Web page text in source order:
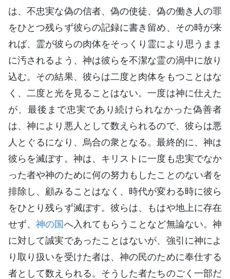
は、不忠実な偽の信者、偽の使徒、偽の働き人の罪
をひとつ残らず彼らの記録に書き留め、その時が来
れば、霊が彼らの肉体をそっくり霊により思うまま
に汚されるよう、神は彼らを不潔な霊の渦中に放り
込む。その結果、彼らは二度と肉体をもつことはな
く、二度と光を見ることはない。一度は神に仕えた
が、最後まで忠実であり続けられなかった偽善者
は、神により悪人として数えられるので、彼らは悪
人とぐるになり、烏合の衆となる。最終的に、神は
彼らを滅ぼす。神は、キリストに一度も忠実でなか
った者や神のために何の努力もしたことのない者を
排除し、顧みることはなく、時代が変わる時に彼ら
をひとり残らず滅ぼす。彼らは、もはや地上に存在
せず、神の国へ入れてもらうことなど無論ない。神
に対して誠実であったことはないが、強引に神によ
り取り扱いを受けた者は、神の民のために奉仕する
者として数えられる。そうした者たちのごく一部だ